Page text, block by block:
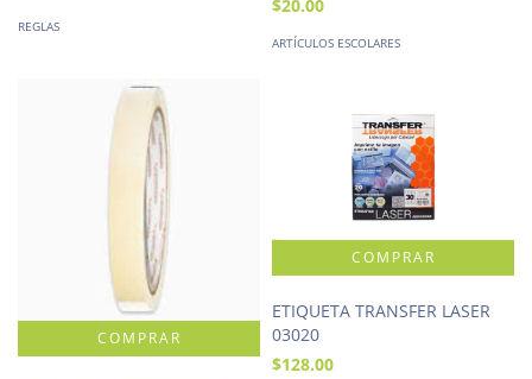
REGLAS
$20.00
ARTÍCULOS ESCOLARES
ETIQUETA TRANSFER LASER
03020
$128.00